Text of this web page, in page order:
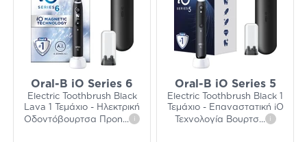
Oral-B iO Series 6
Electric Toothbrush Black
Lava 1 Τεμάχιο - Ηλεκτρική
Οδοντόβουρτσα Προη... i
Oral-B iO Series 5
Electric Toothbrush Black 1
Τεμάχιο - Επαναστατική iO
Τεχνολογία Βουρτσ... i